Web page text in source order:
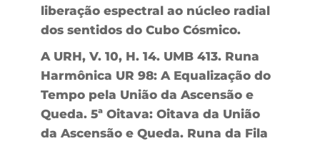
liberação espectral ao núcleo radial
dos sentidos do Cubo Cósmico.
A URH, V. 10, H. 14. UMB 413. Runa
Harmônica UR 98: A Equalização do
Tempo pela União da Ascensão e
Queda. 5ª Oitava: Oitava da União
da Ascensão e Queda. Runa da Fila